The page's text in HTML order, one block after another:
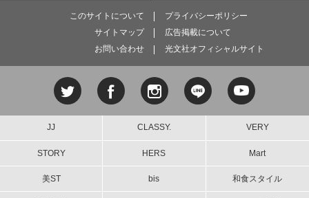
このサイトについて
プライバシーポリシー
サイトマップ
広告掲載について
お問い合わせ
光文社オフィシャルサイト
JJ CLASSY. VERY
STORY HERS Mart
美ST bis 和食スタイル